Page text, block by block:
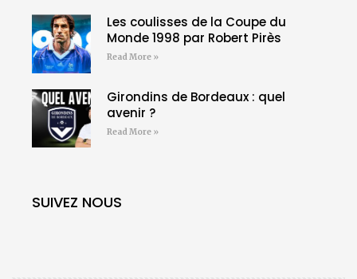
Les coulisses de la Coupe du
Monde 1998 par Robert Pirès
Read More »
Girondins de Bordeaux : quel
avenir ?
Read More »
SUIVEZ NOUS